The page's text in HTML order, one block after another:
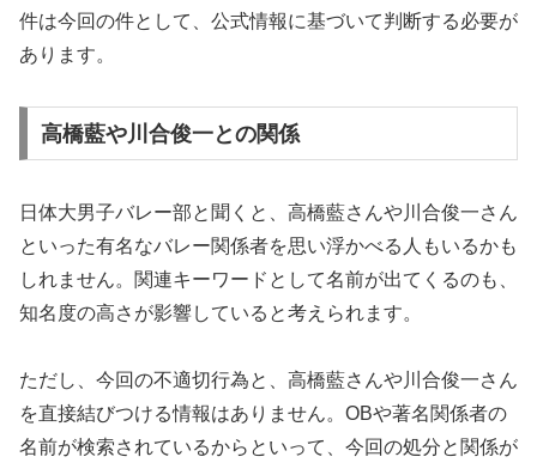
件は今回の件として、公式情報に基づいて判断する必要が
あります。
高橋藍や川合俊一との関係
日体大男子バレー部と聞くと、高橋藍さんや川合俊一さん
といった有名なバレー関係者を思い浮かべる人もいるかも
しれません。関連キーワードとして名前が出てくるのも、
知名度の高さが影響していると考えられます。
ただし、今回の不適切行為と、高橋藍さんや川合俊一さん
を直接結びつける情報はありません。OBや著名関係者の
名前が検索されているからといって、今回の処分と関係が